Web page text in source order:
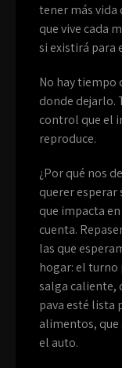
tener más vida
que vive cada
si existirá para
No hay tiempo
donde dejarlo.
control que el
reproduce.
¿Por qué nos
querer esperar
que impacta
cuenta.
las que
hogar: el turno
salga caliente,
pava esté lista
alimentos, que
el auto.